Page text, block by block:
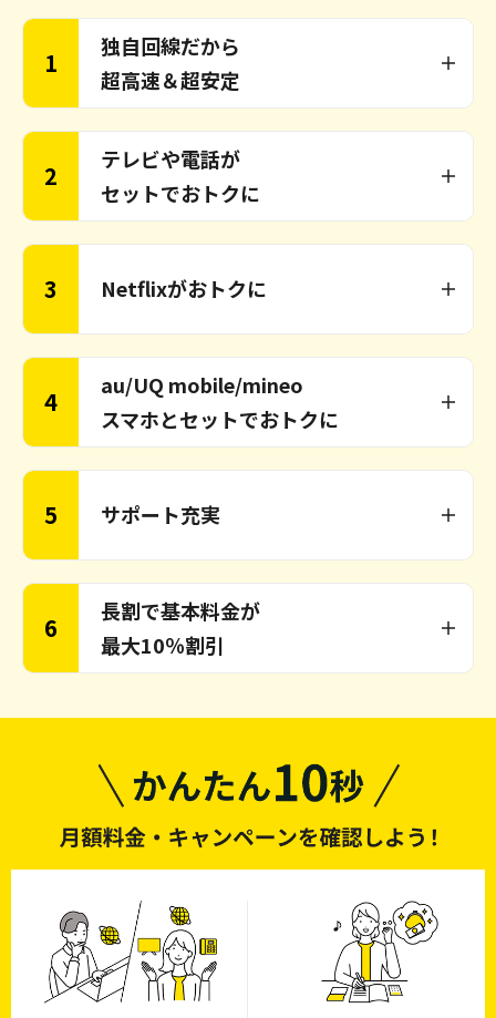
1
独自回線だから
超高速＆超安定
2
テレビや電話が
セットでおトクに
3 Netflixがおトクに
4
au/UQ mobile/mineo
スマホとセットでおトクに
5 サポート充実
6
長割で基本料金が
最大10％割引